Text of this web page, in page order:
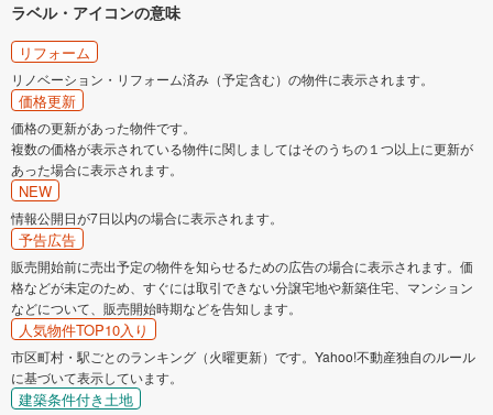
ラベル・アイコンの意味
リフォーム
リノベーション・リフォーム済み（予定含む）の物件に表示されます。
価格更新
価格の更新があった物件です。
複数の価格が表示されている物件に関しましてはそのうちの１つ以上に更新が
あった場合に表示されます。
NEW
情報公開日が7日以内の場合に表示されます。
予告広告
販売開始前に売出予定の物件を知らせるための広告の場合に表示されます。価
格などが未定のため、すぐには取引できない分譲宅地や新築住宅、マンション
などについて、販売開始時期などを告知します。
人気物件TOP10入り
市区町村・駅ごとのランキング（火曜更新）です。Yahoo!不動産独自のルール
に基づいて表示しています。
建築条件付き土地